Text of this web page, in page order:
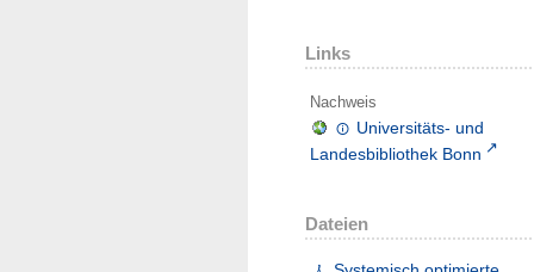
Links
Nachweis
Universitäts- und
Landesbibliothek Bonn
Dateien